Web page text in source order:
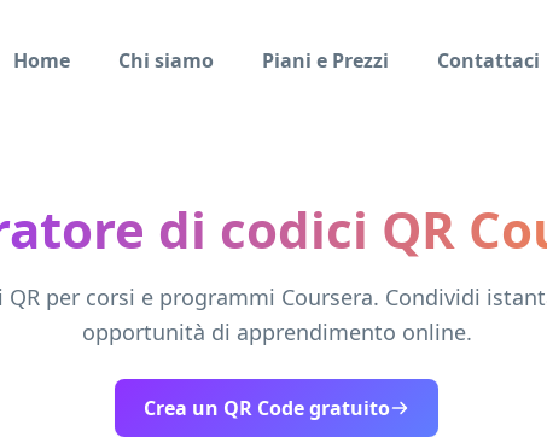
Home
Chi siamo Piani e Prezzi Contattaci
di codici QR
QR per corsi e programmi Coursera. Condividi
opportunità di apprendimento online.
Crea un QR Code gratuito